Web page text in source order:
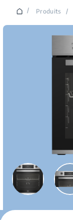
/ Produits /